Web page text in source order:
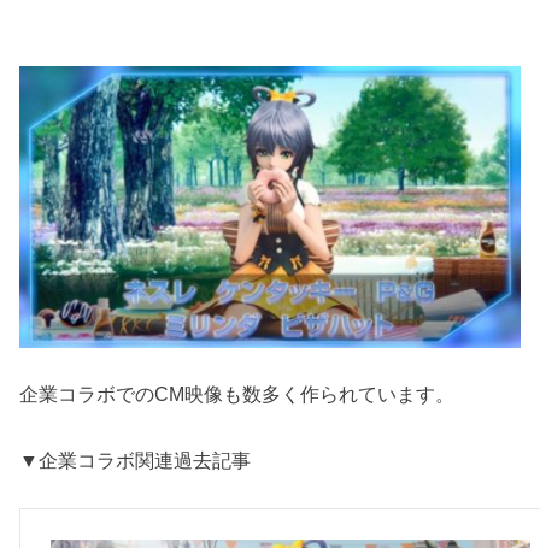
企業コラボでのCM映像も数多く作られています。
▼企業コラボ関連過去記事